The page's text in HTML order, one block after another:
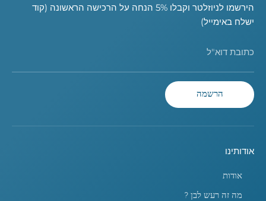
הירשמו לניוזלטר וקבלו 5% הנחה על הרכישה הראשונה (קוד
ישלח באימייל)
כתובת דוא"ל
הרשמה
אודותינו
אודות
מה זה רעש לבן ?